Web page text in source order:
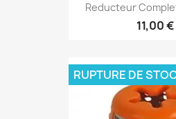
Reducteur
11,00 €
RUPTURE DE